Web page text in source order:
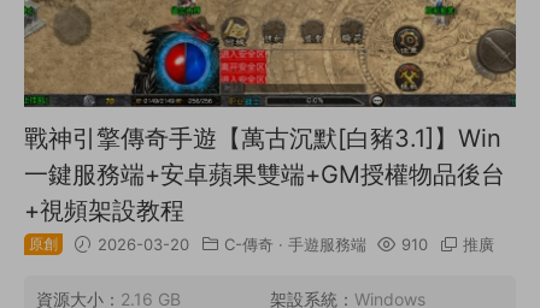
戰神引擎傳奇手遊【萬古沉默[白豬3.1]】Win
一鍵服務端+安卓蘋果雙端+GM授權物品後台
+視頻架設教程
原創 2026-03-20 C-傳奇 · 手遊服務端 910 推廣
資源大小： 2.16 GB 架設系統： Windows